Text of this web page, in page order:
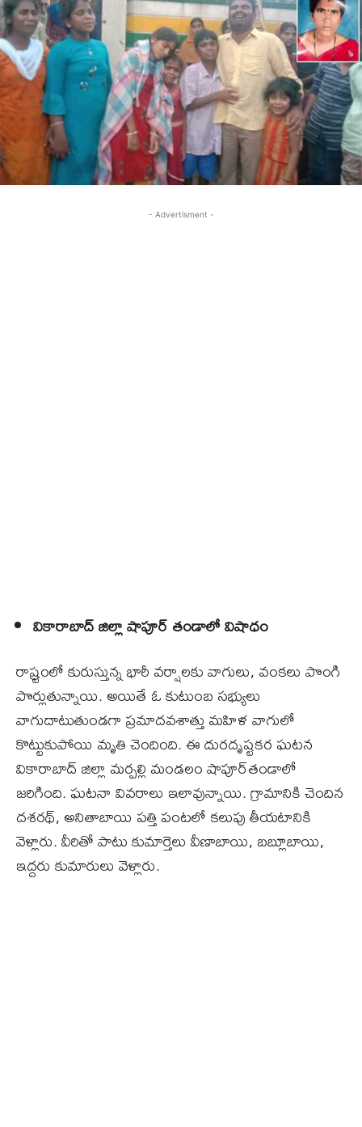
- Advertisment -
వికారాబాద్‌ జిల్లా షాపూర్‌ తండాలో విషాధం
రాష్ర్టంలో కురుస్తున్న భారీ వర్షాలకు వాగులు, వంకలు పొంగి
పొర్లుతున్నాయి. అయితే ఓ కుటుంబ సభ్యులు
వాగుదాటుతుండగా ప్రమాదవశాత్తు మహిళ వాగులో
కొట్టుకుపోయి మృతి చెందింది. ఈ దురదృష్టకర ఘటన
వికారాబాద్‌ జిల్లా మర్పల్లి మండలం షాపూర్‌తండాలో
జరిగింది. ఘటనా వివరాలు ఇలావున్నాయి. గ్రామానికి చెందిన
దశరథ్‌, అనితాబాయి పత్తి పంటలో కలుపు తీయటానికి
వెళ్లారు. వీరితో పాటు కుమార్తెలు వీణాబాయి, బబ్లూబాయి,
ఇద్దరు కుమారులు వెళ్లారు.